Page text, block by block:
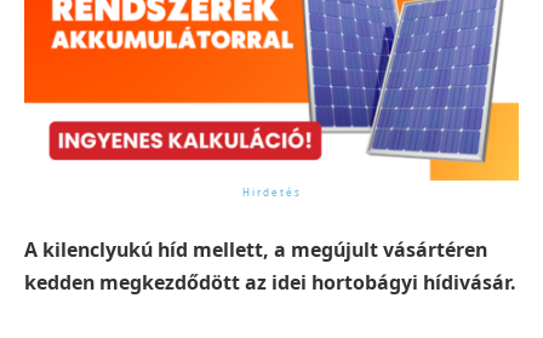
A kilenclyukú híd mellett, a megújult vásártéren
kedden megkezdődött az idei hortobágyi hídivásár.